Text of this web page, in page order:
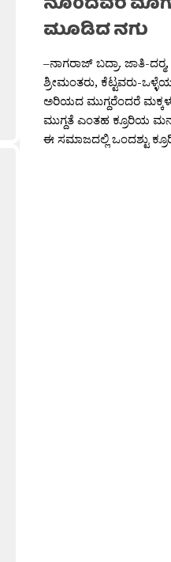
ಮೂಡಿದ ನಗು
–ನಾಗರಾಜ್ ಬದ್ರಾ. ಜಾತಿ-
ಶ್ರೀಮಂತರು, ಕೆಟ್ಟವರು-
ಅರಿಯದ ಮುಗ್ದರೆಂದರೆ
ಮುಗ್ದತೆ ಎಂತಹ ಕ್ರೂರಿಯ
ಈ ಸಮಾಜದಲ್ಲಿ ಒಂದಶ್ಟು